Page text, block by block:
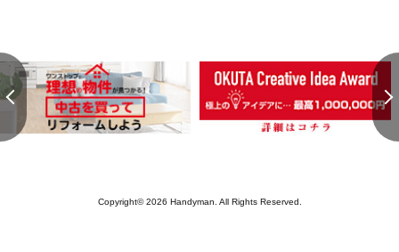
Copyright© 2026 Handyman. All Rights Reserved.